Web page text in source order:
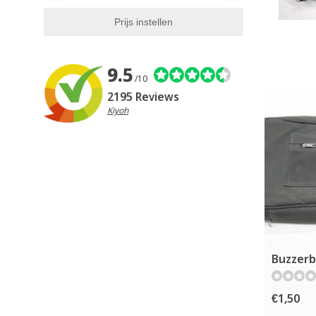
9.5/10
2195 Reviews
Kiyoh
€1,50